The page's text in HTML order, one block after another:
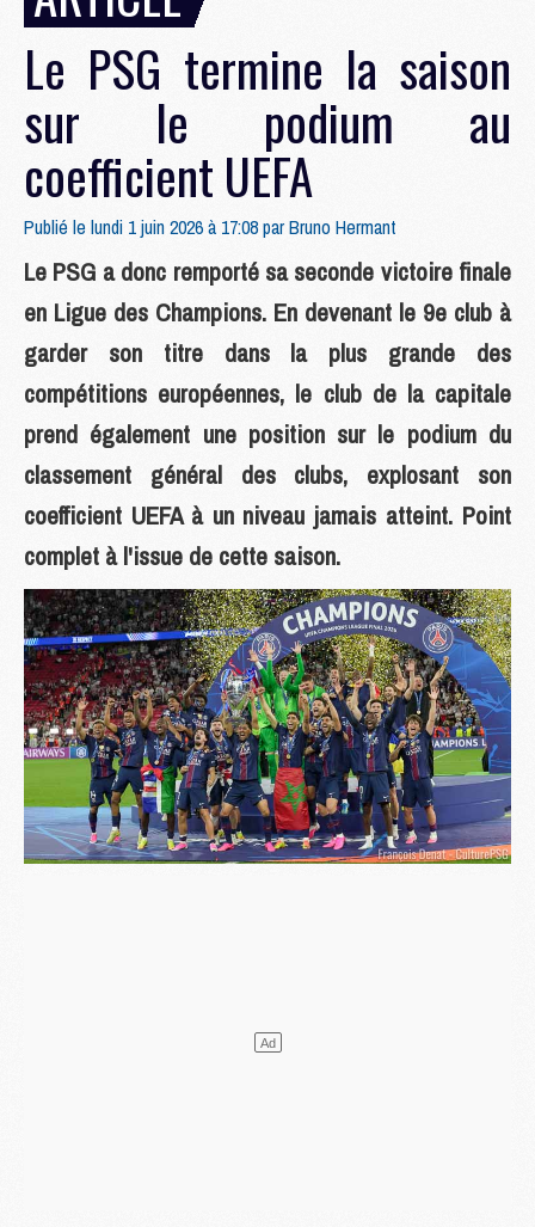
Le PSG termine la saison
sur le podium au
coefficient UEFA
Publié le lundi 1 juin 2026 à 17:08 parBruno Hermant
Le PSG a donc remporté sa seconde victoire finale
en Ligue des Champions. En devenant le 9e club à
garder son titre dans la plus grande des
compétitions européennes, le club de la capitale
prend également une position sur le podium du
classement général des clubs, explosant son
coefficient UEFA à un niveau jamais atteint. Point
complet à l'issue de cette saison.